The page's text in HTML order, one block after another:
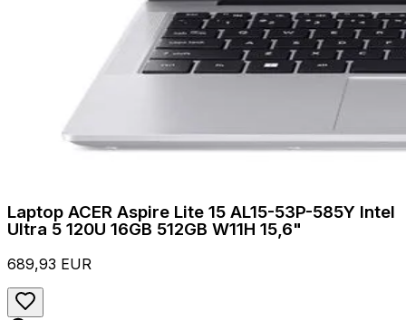
Laptop ACER Aspire Lite 15 AL15-53P-585Y Intel
Ultra 5 120U 16GB 512GB W11H 15,6"
689,93 EUR